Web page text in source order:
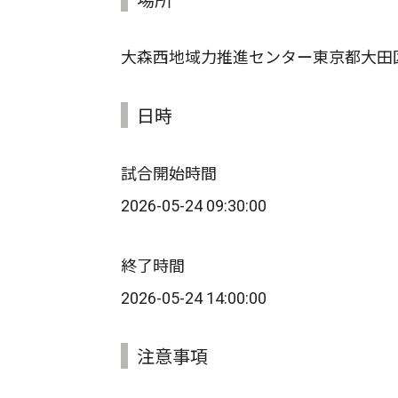
大森西地域力推進センター東京都大田
日時
試合開始時間
2026-05-24 09:30:00
終了時間
2026-05-24 14:00:00
注意事項